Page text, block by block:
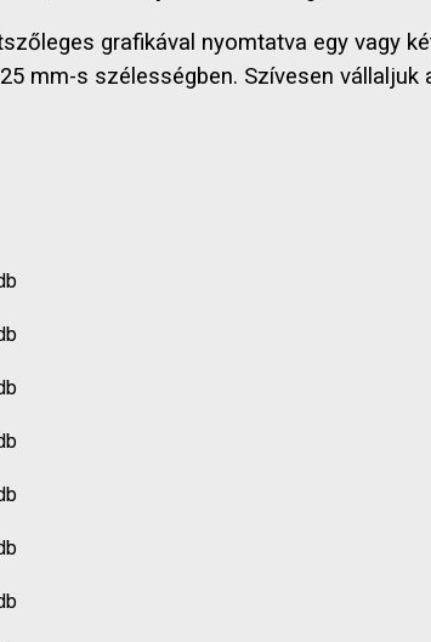
grafikával nyomtatva egy vagy
mm-s szélességben. Szívesen vállaljuk